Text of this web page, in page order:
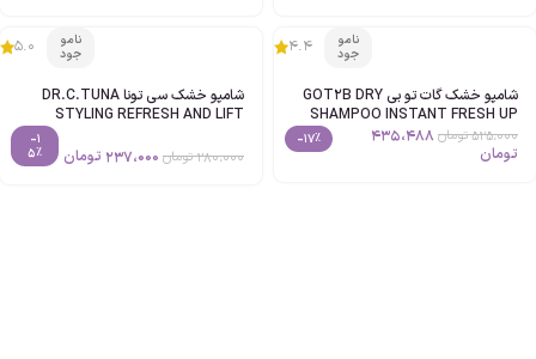
نامو
جود
4.4
شامپو خشک گات تو بی GOT2B DRY
SHAMPOO INSTANT FRESH UP
TEXTURIZING حجم200ml اصل
525،000تومان 435،488
تومان
-17%
نامو
جود
5.0
شامپو خشک سی تونا DR.C.TUNA
STYLING REFRESH AND LIFT
280،000تومان 237،000 تومان
-1
5%